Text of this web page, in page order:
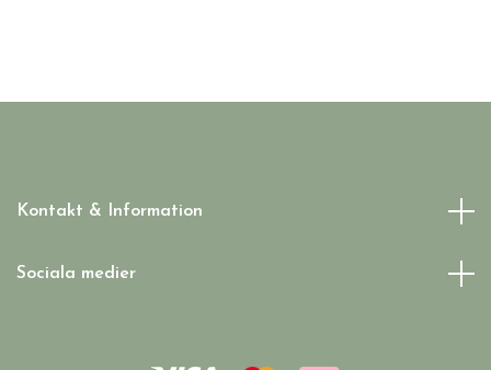
Kontakt & Information
Sociala medier